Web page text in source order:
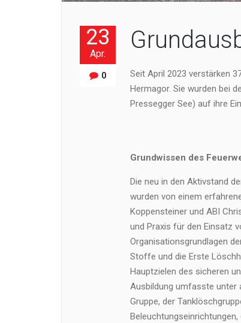
23
Apr.
0
Seit April 2023 verstärken
Hermagor. Sie wurden bei
Pressegger See) auf ihre
Grundwissen des
Die neu in den Aktivstand
wurden von einem
Koppensteiner und ABI
und Praxis für den Einsatz
Organisationsgrundlagen
Stoffe und die Erste
Hauptzielen des sicheren
Ausbildung umfasste unter
Gruppe, der